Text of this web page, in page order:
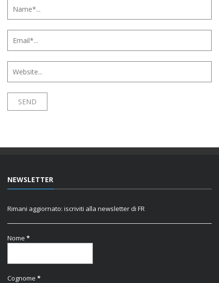
NEWSLETTER
Rimani aggiornato: iscriviti alla newsletter di FR
Nome *
Cognome *